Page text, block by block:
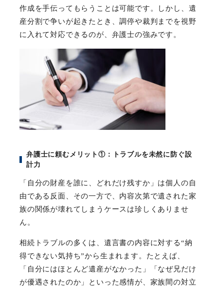
作成を手伝ってもらうことは可能です。しかし、遺
産分割で争いが起きたとき、調停や裁判までを視野
に入れて対応できるのが、弁護士の強みです。
弁護士に頼むメリット ①：トラブルを未然に防ぐ設
計力
「自分の財産を誰に、どれだけ残すか」は個人の自
由である反面、その一方で、内容次第で遺された家
族の関係が壊れてしまうケースは珍しくありませ
ん。
相続トラブルの多くは、遺言書の内容に対する“納
得できない気持ち”から生まれます。たとえば、
「自分にはほとんど遺産がなかった」「なぜ兄だけ
が優遇されたのか」といった感情が、家族間の対立